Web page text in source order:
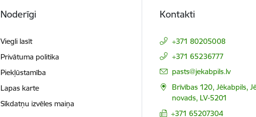
Noderīgi
Viegli lasīt
Privātuma politika
Piekļūstamība
Lapas karte
Sīkdatņu izvēles maiņa
Kontakti
+371 80205008
+371 65236777
E-pasts:
pasts@jekabpils.lv
Brīvības 120, Jēkabpils,
novads, LV-5201
+371 65207304